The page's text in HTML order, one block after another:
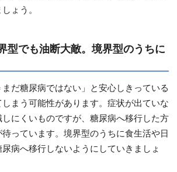
ょう。
型でも油断大敵。境界型のうちに
まだ糖尿病ではない」と安心しきっている
まう可能性があります。症状が出ていな
にくいものですが、糖尿病へ移行した方
っています。境界型のうちに食生活や日
病へ移行しないようにしていきましょ